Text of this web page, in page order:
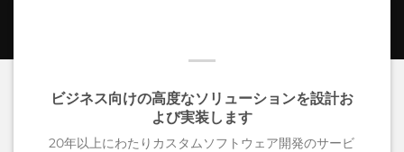
ビジネス向けの高度なソリューションを設計お
よび実装します
20年以上にわたりカスタムソフトウェア開発のサービ